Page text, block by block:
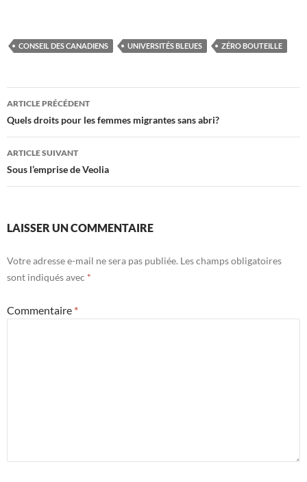
CONSEIL DES CANADIENS UNIVERSITÉS BLEUES ZÉRO BOUTEILLE
Navigation
des
articles
ARTICLE PRÉCÉDENT
Quels droits pour les femmes migrantes sans abri?
ARTICLE SUIVANT
Sous l’emprise de Veolia
LAISSER UN COMMENTAIRE
Votre adresse e-mail ne sera pas publiée. Les champs obligatoires
sont indiqués avec *
Commentaire *